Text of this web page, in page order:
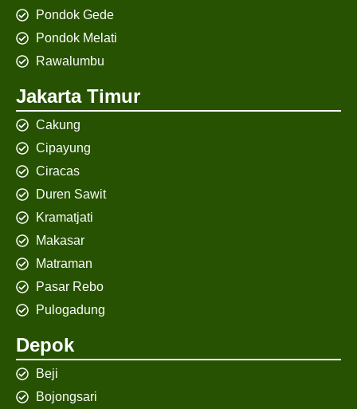
Pondok Gede
Pondok Melati
Rawalumbu
Jakarta Timur
Cakung
Cipayung
Ciracas
Duren Sawit
Kramatjati
Makasar
Matraman
Pasar Rebo
Pulogadung
Depok
Beji
Bojongsari